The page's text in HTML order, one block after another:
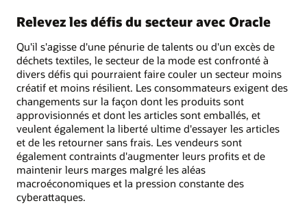
Relevez les défis du secteur avec Oracle
Qu'il s'agisse d'une pénurie de talents ou d'un excès de
déchets textiles, le secteur de la mode est confronté à
divers défis qui pourraient faire couler un secteur moins
créatif et moins résilient. Les consommateurs exigent des
changements sur la façon dont les produits sont
approvisionnés et dont les articles sont emballés, et
veulent également la liberté ultime d'essayer les articles
et de les retourner sans frais. Les vendeurs sont
également contraints d'augmenter leurs profits et de
maintenir leurs marges malgré les aléas
macroéconomiques et la pression constante des
cyberattaques.